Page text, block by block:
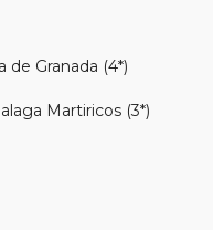
de Granada (4*)
Martiricos (3*)